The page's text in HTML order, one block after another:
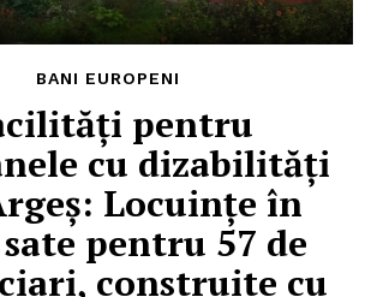
BANI EUROPENI
pentru
cu dizabilități
Locuințe în
pentru 57 de
construite cu